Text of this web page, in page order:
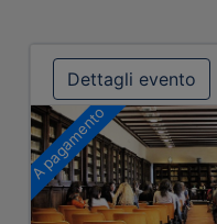
Dettagli evento
A pagamento